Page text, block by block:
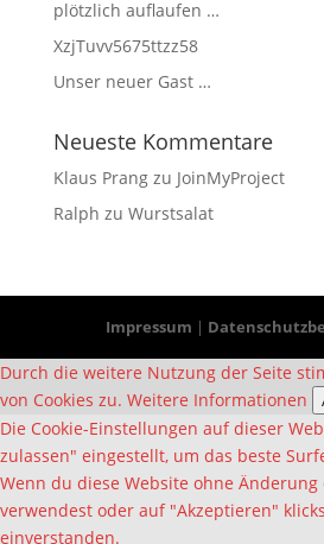
plötzlich auflaufen …
XzjTuvv5675ttzz58
Unser neuer Gast …
Neueste Kommentare
Klaus Prangzu JoinMyProject
Ralph zu Wurstsalat
Impressum |
Durch die weitere Nutzung der Seite
von Cookies zu. Weitere Informationen
Die Cookie-Einstellungen auf dieser
zulassen" eingestellt, um das beste
Wenn du diese Website ohne
verwendest oder auf "Akzeptieren"
einverstanden.